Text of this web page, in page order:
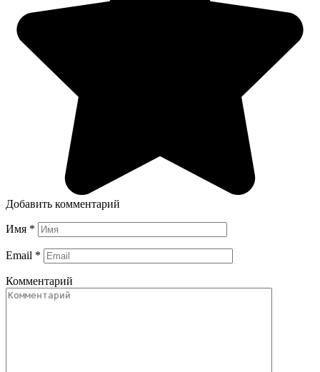
Добавить комментарий
Имя *
Email *
Комментарий